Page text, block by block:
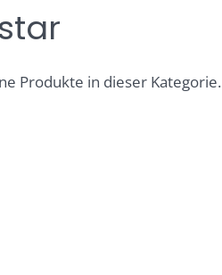
Produkte in dieser Kategorie.